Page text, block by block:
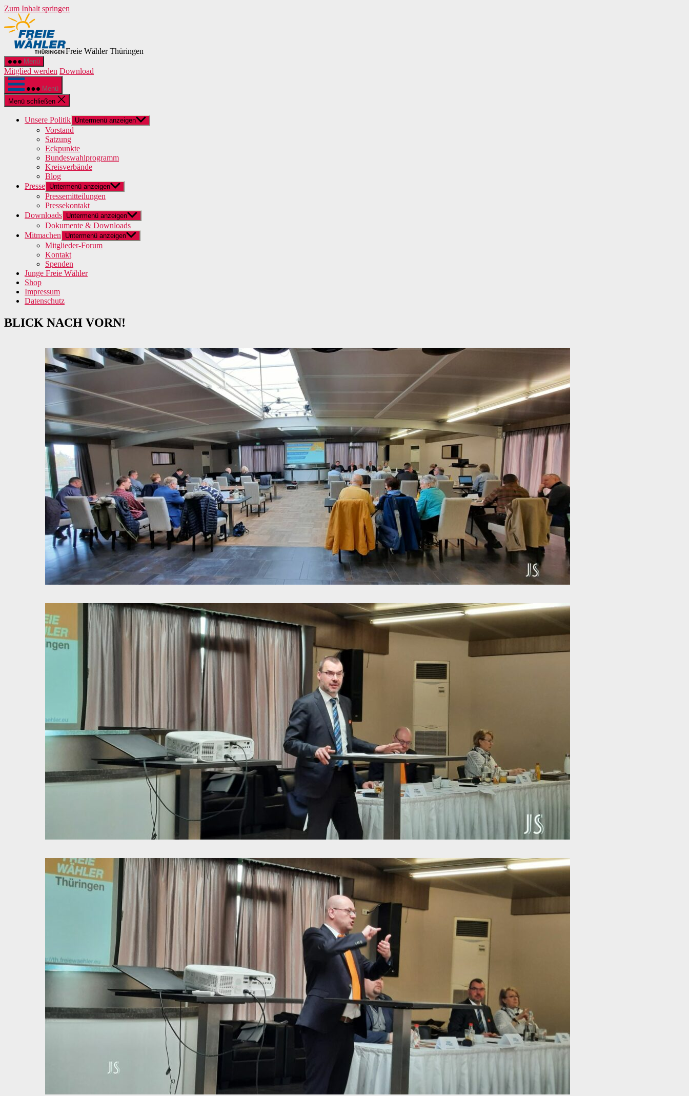
Zum Inhalt springen
Freie Wähler Thüringen
Menü
Mitglied werden Download
Menü
Menü schließen
Unsere Politik Untermenü anzeigen
Vorstand
Satzung
Eckpunkte
Bundeswahlprogramm
Kreisverbände
Blog
Presse Untermenü anzeigen
Pressemitteilungen
Pressekontakt
Downloads Untermenü anzeigen
Dokumente & Downloads
Mitmachen
Untermenü anzeigen
Mitglieder-Forum
Kontakt
Spenden
Junge Freie Wähler
Shop
Impressum
Datenschutz
BLICK NACH VORN!